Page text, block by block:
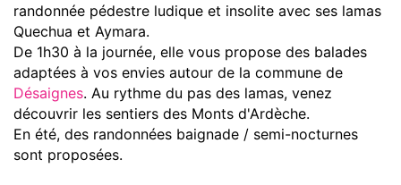
randonnée pédestre ludique et insolite avec ses lamas
Quechua et Aymara.
De 1h30 à la journée, elle vous propose des balades
adaptées à vos envies autour de la commune de
Désaignes. Au rythme du pas des lamas, venez
découvrir les sentiers des Monts d'Ardèche.
En été, des randonnées baignade / semi-nocturnes
sont proposées.